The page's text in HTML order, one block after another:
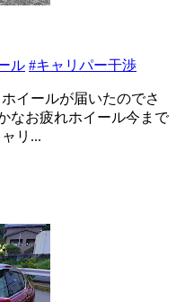
ル #キャリパー干渉
イールが届いたのでさ
なお疲れホイール今まで
リ...